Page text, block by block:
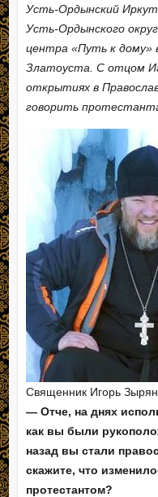
Усть-Ордынский
Усть-Ордынского
центра «Путь к дому»
Златоуста. С отцом
открытиях в
говорить
Священник Игорь
— Отче, на днях
как вы были
назад вы стали
скажите, что
протестантом?